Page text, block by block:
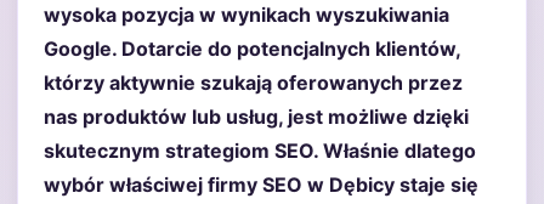
wysoka pozycja w wynikach wyszukiwania
Google. Dotarcie do potencjalnych klientów,
którzy aktywnie szukają oferowanych przez
nas produktów lub usług, jest możliwe dzięki
skutecznym strategiom SEO. Właśnie dlatego
wybór właściwej firmy SEO w Dębicy staje się